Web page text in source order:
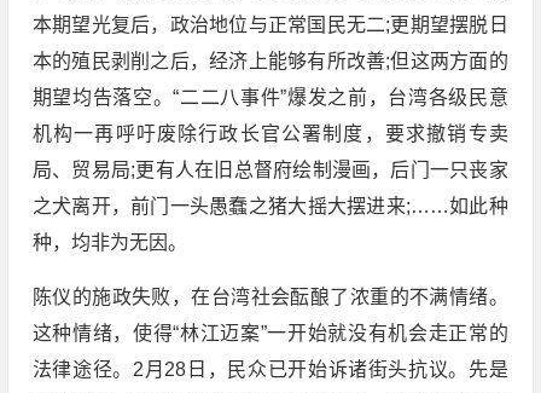
本期望光复后，政治地位与正常国民无二;更期望摆脱日
本的殖民剥削之后，经济上能够有所改善;但这两方面的
期望均告落空。“二二八事件”爆发之前，台湾各级民意
机构一再呼吁废除行政长官公署制度，要求撤销专卖
局、贸易局;更有人在旧总督府绘制漫画，后门一只丧家
之犬离开，前门一头愚蠢之猪大摇大摆进来;……如此种
种，均非为无因。
陈仪的施政失败，在台湾社会酝酿了浓重的不满情绪。
这种情绪，使得“林江迈案”一开始就没有机会走正常的
法律途径。2月28日，民众已开始诉诸街头抗议。先是